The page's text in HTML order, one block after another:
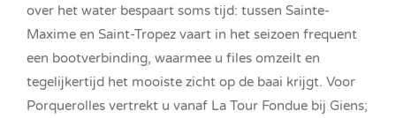
over het water bespaart soms tijd: tussen Sainte-
Maxime en Saint-Tropez vaart in het seizoen frequent
een bootverbinding, waarmee u files omzeilt en
tegelijkertijd het mooiste zicht op de baai krijgt. Voor
Porquerolles vertrekt u vanaf La Tour Fondue bij Giens;